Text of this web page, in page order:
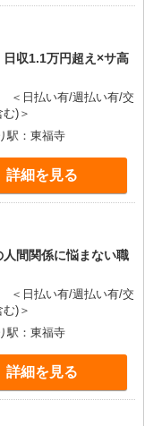
収1.1万円超え×サ高
＜日払い有/週払い有/交
)＞
駅：東福寺
詳細を見る
間関係に悩まない職
＜日払い有/週払い有/交
)＞
駅：東福寺
詳細を見る